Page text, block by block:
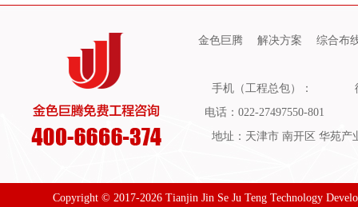
金色巨腾 解决方案 综合布
手机（工程总包）：
电话：022-27497550-801
地址：天津市 南开区 华苑产
Copyright © 2017-2026 Tianjin Jin Se Ju Teng Technology